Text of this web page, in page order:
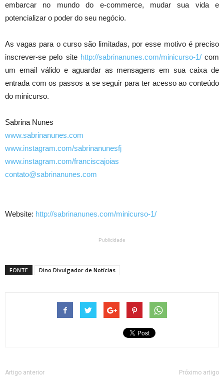
embarcar no mundo do e-commerce, mudar sua vida e
potencializar o poder do seu negócio.
As vagas para o curso são limitadas, por esse motivo é preciso
inscrever-se pelo site http://sabrinanunes.com/minicurso-1/com
um email válido e aguardar as mensagens em sua caixa de
entrada com os passos a se seguir para ter acesso ao conteúdo
do minicurso.
Sabrina Nunes
www.sabrinanunes.com
www.instagram.com/sabrinanunesfj
www.instagram.com/franciscajoias
contato@sabrinanunes.com
Website: http://sabrinanunes.com/minicurso-1/
Publicidade
FONTE Dino Divulgador de Notícias
Artigo anterior Próximo artigo